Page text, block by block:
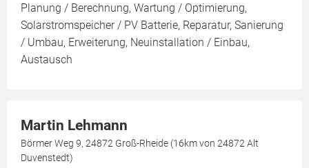
Planung / Berechnung, Wartung / Optimierung,
Solarstromspeicher / PV Batterie, Reparatur, Sanierung
/ Umbau, Erweiterung, Neuinstallation / Einbau,
Austausch
Martin Lehmann
Börmer Weg 9, 24872 Groß-Rheide (16km von 24872 Alt
Duvenstedt)